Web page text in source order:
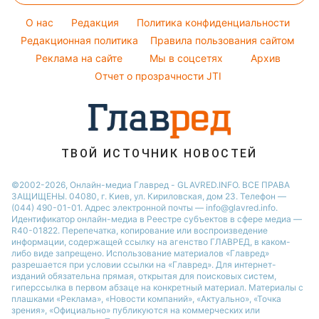
Кейт Миддлтон
Новости Львова
Новости Запорожья
Новости Днепра
Курс валют
Погода на сегодня
Погода на завтра
Пылевая буря
O нас Редакция
Политика конфиденциальности
Редакционная политика
Правила пользования сайтом
Реклама на сайте
Мы в соцсетях
Архив
Отчет о прозрачности JTI
ТВОЙ ИСТОЧНИК НОВОСТЕЙ
©2002-2026, Онлайн-медиа Главред - GLAVRED.INFO. ВСЕ ПРАВА
ЗАЩИЩЕНЫ. 04080, г. Киев, ул. Кириловская, дом 23. Телефон —
(044) 490-01-01. Адрес электронной почты — info@glavred.info.
Идентификатор онлайн-медиа в Реестре cубъектов в сфере медиа —
R40-01822. Перепечатка, копирование или воспроизведение
информации, содержащей ссылку на агенство ГЛАВРЕД, в каком-
либо виде запрещено. Использование материалов «Главред»
разрешается при условии ссылки на «Главред». Для интернет-
изданий обязательна прямая, открытая для поисковых систем,
гиперссылка в первом абзаце на конкретный материал. Материалы с
плашками «Реклама», «Новости компаний», «Актуально», «Точка
зрения», «Официально» публикуются на коммерческих или